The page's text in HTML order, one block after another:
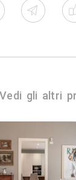
Vedi gli altri